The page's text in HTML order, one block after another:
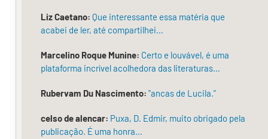
em
idade
avançada,
foi
olhado
por
alguns.
Liz Caetano: Que interessante essa matéria que
acabei de ler, até compartilhei…
Marcelino Roque Munine: Certo e louvável, é uma
plataforma incrível acolhedora das literaturas…
Rubervam Du Nascimento: "ancas de Lucila."
celso de alencar: Puxa, D. Edmir, muito obrigado pela
publicação. É uma honra…